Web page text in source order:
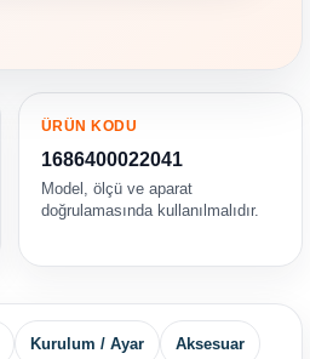
ÜRÜN KODU
1686400022041
Model, ölçü ve aparat
doğrulamasında kullanılmalıdır.
Kurulum / Ayar Aksesuar